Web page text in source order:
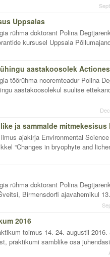
Uppsalas
rühma doktorant Polina
kursusel Uppsala
aastakoosolek
töörühma nooremteadur Polina
aastakoosolekul suulise
ajakirja Environmental
“Changes in bryophyte and
rühma doktorant Polina
Birmensdorfi ajavahemikul
2016
toimus 14.-24. augustil
praktikumi samblike osa